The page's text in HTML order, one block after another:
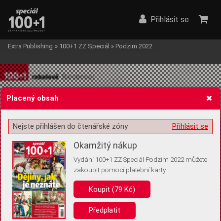
Žádost o souhlas s ukládáním volitelných informací
Pro základní fungování webu nepotřebujeme ukládat žádné informace
(tzv. cookies apod.). Rádi bychom vás ale požádali o souhlas s
uložením volitelných informací:
Anonymní unikátní ID
Přihlásit se
Extra Publishing » 100+1 ZZ Speciál » Podzim 2022
Placený obsah
Přihlásit se
Nejste přihlášen do čtenářské zóny
Okamžitý nákup
Vydání 100+1 ZZ Speciál Podzim 2022 můžete
zakoupit pomocí platební karty
Koupit (79 Kč)
Předplatit